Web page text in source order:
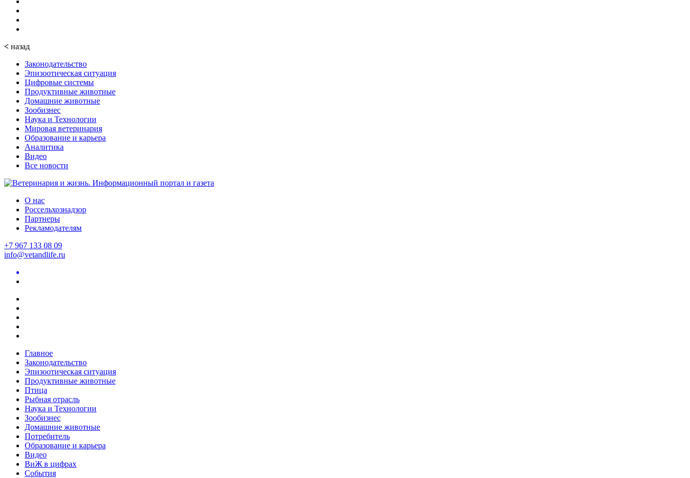
< назад
Законодательство
Эпизоотическая ситуация
Цифровые системы
Продуктивные животные
Домашние животные
Зообизнес
Наука и Технологии
Мировая ветеринария
Образование и карьера
Аналитика
Видео
Все новости
О нас
Россельхознадзор
Партнеры
Рекламодателям
+7 967 133 08 09
info@vetandlife.ru
Главное
Законодательство
Эпизоотическая ситуация
Продуктивные животные
Птица
Рыбная отрасль
Наука и Технологии
Зообизнес
Домашние животные
Потребитель
Образование и карьера
Видео
ВиЖ в цифрах
События